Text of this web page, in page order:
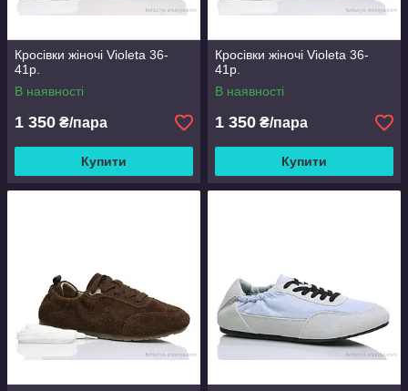
Кросівки жіночі Violeta 36-
41р.
В наявності
1 350 ₴/пара
Купити
Кросівки жіночі Violeta 36-
41р.
В наявності
1 350 ₴/пара
Купити